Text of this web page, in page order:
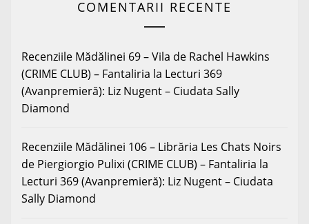
COMENTARII RECENTE
Recenziile Mădălinei 69 – Vila de Rachel Hawkins
(CRIME CLUB) – Fantaliria la Lecturi 369
(Avanpremieră): Liz Nugent – Ciudata Sally
Diamond
Recenziile Mădălinei 106 – Librăria Les Chats Noirs
de Piergiorgio Pulixi (CRIME CLUB) – Fantaliria la
Lecturi 369 (Avanpremieră): Liz Nugent – Ciudata
Sally Diamond